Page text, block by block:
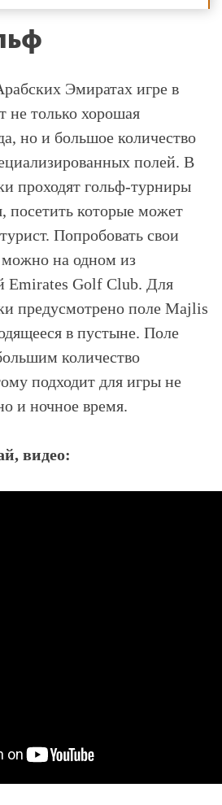
Эмиратах игре в
не только хорошая
но и большое количество
полей. В
проходят гольф-турниры
посетить которые может
Попробовать свои
на одном из
Emirates Golf Club. Для
предусмотрено поле Majlis
в пустыне. Поле
количество
подходит для игры не
и ночное время.
видео: